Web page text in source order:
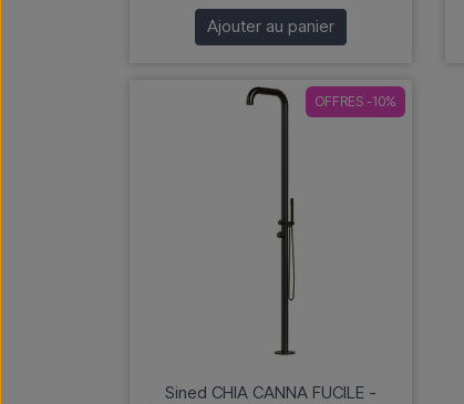
Ajouter au panier
OFFRES -10%
Sined CHIA CANNA FUCILE -